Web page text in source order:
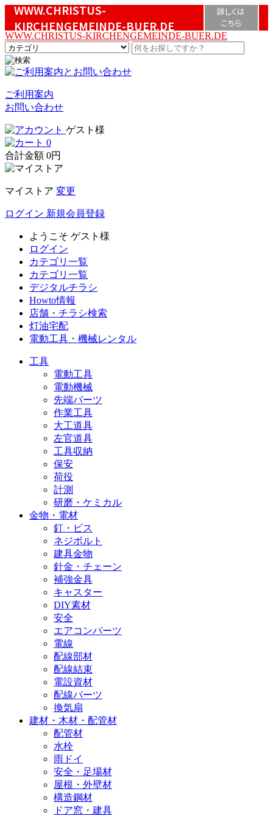
WWW.CHRISTUS-
KIRCHENGEMEINDE-BUER.DE
詳しくは
こちら
WWW.CHRISTUS-KIRCHENGEMEINDE-BUER.DE
ご利用案内
お問い合わせ
ゲスト様
0
合計金額 0円
マイストア 変更
ログイン 新規会員登録
ようこそ ゲスト様
ログイン
カテゴリ一覧
カテゴリ一覧
デジタルチラシ
Howto情報
店舗・チラシ検索
灯油宅配
電動工具・機械レンタル
工具
電動工具
電動機械
先端パーツ
作業工具
大工道具
左官道具
工具収納
保安
荷役
計測
研磨・ケミカル
金物・電材
釘・ビス
ネジボルト
建具金物
針金・チェーン
補強金具
キャスター
DIY素材
安全
エアコンパーツ
電線
配線部材
配線結束
電設資材
配線パーツ
換気扇
建材・木材・配管材
配管材
水栓
雨ドイ
安全・足場材
屋根・外壁材
構造鋼材
ドア窓・建具